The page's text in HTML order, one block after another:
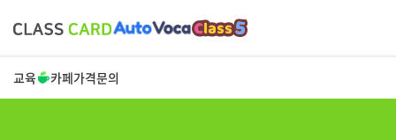
교육 카페가격문의